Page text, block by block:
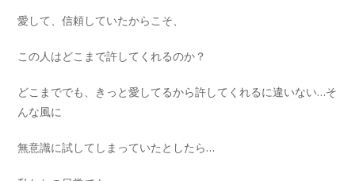
愛して、信頼していたからこそ、
この人はどこまで許してくれるのか？
どこまででも、きっと愛してるから許してくれるに違いない…そ
んな風に
無意識に試してしまっていたとしたら…